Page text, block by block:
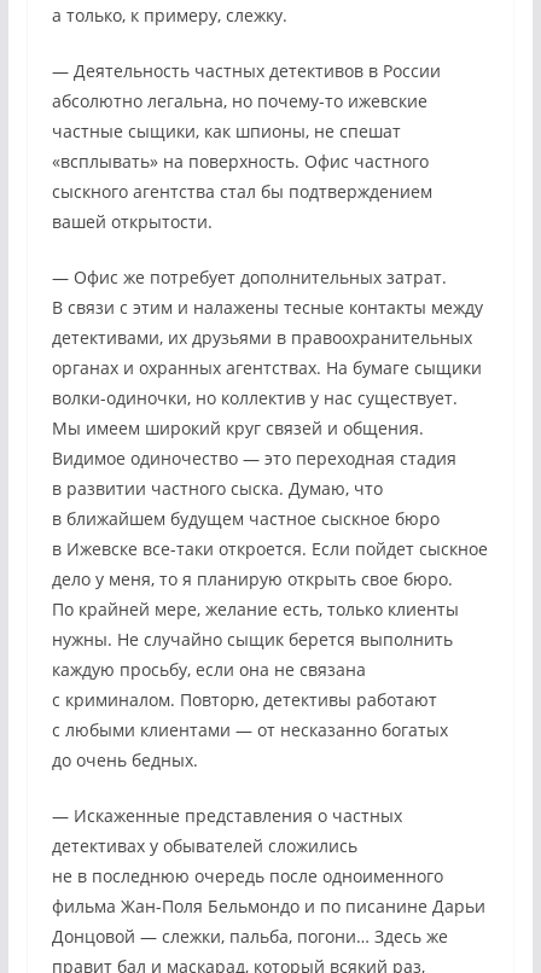
а только, к примеру, слежку.
— Деятельность частных детективов в России
абсолютно легальна, но почему-то ижевские
частные сыщики, как шпионы, не спешат
«всплывать» на поверхность. Офис частного
сыскного агентства стал бы подтверждением
вашей открытости.
— Офис же потребует дополнительных затрат.
В связи с этим и налажены тесные контакты между
детективами, их друзьями в правоохранительных
органах и охранных агентствах. На бумаге сыщики
волки-одиночки, но коллектив у нас существует.
Мы имеем широкий круг связей и общения.
Видимое одиночество — это переходная стадия
в развитии частного сыска. Думаю, что
в ближайшем будущем частное сыскное бюро
в Ижевске все-таки откроется. Если пойдет сыскное
дело у меня, то я планирую открыть свое бюро.
По крайней мере, желание есть, только клиенты
нужны. Не случайно сыщик берется выполнить
каждую просьбу, если она не связана
с криминалом. Повторю, детективы работают
с любыми клиентами — от несказанно богатых
до очень бедных.
— Искаженные представления о частных
детективах у обывателей сложились
не в последнюю очередь после одноименного
фильма Жан-Поля Бельмондо и по писанине Дарьи
Донцовой — слежки, пальба, погони… Здесь же
правит бал и маскарад, который всякий раз,